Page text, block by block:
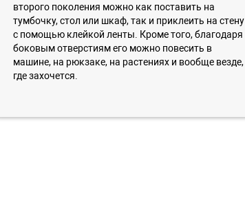
второго поколения можно как поставить на
тумбочку, стол или шкаф, так и приклеить на стену
с помощью клейкой ленты. Кроме того, благодаря
боковым отверстиям его можно повесить в
машине, на рюкзаке, на растениях и вообще везде,
где захочется.